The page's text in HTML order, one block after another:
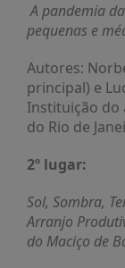
PUBLICAÇÕES
RUMOS
LIVROS
ESTUDOS
ABDE-
BID
PRÊMIO
A pandemia
pequenas e
Autores:
principal) e
Instituição do
do Rio de
2º lugar:
Sol, Sombra,
Arranjo
do Maciço de